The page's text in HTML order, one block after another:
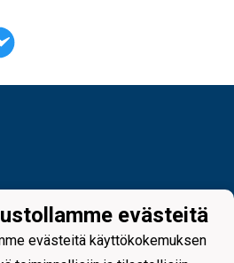
evästeitä
evästeitä käyttökokemuksen